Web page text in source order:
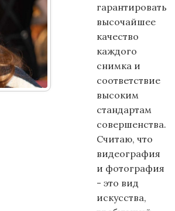
гарантировать
высочайшее
качество
каждого
снимка и
соответствие
высоким
стандартам
совершенства.
Считаю, что
видеография
и фотография
- это вид
искусства,